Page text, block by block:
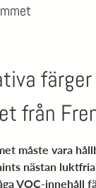
från
måste vara
nästan
VOC-innehåll